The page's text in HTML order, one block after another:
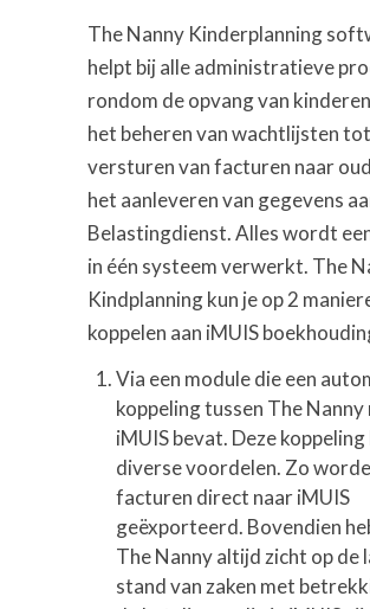
The Nanny Kinderplanning
helpt bij alle administratieve
rondom de opvang van
het beheren van wachtlijsten
versturen van facturen naar
het aanleveren van gegevens
Belastingdienst. Alles wordt
in één systeem verwerkt. The
Kindplanning kun je op 2
koppelen aan iMUIS
Via een module die een
koppeling tussen The Nanny
iMUIS bevat. Deze
diverse voordelen. Zo
facturen direct naar iMUIS
geëxporteerd. Bovendien
The Nanny altijd zicht op de
stand van zaken met